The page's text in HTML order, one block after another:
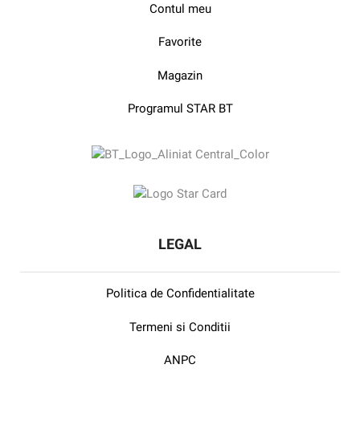
Contul meu
Favorite
Magazin
Programul STAR BT
LEGAL
Politica de Confidentialitate
Termeni si Conditii
ANPC